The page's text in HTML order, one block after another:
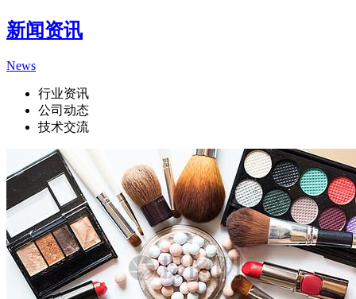
新闻资讯
News
行业资讯
公司动态
技术交流